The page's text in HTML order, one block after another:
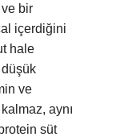
ve bir
içerdiğini
hale
ve
aynı
süt